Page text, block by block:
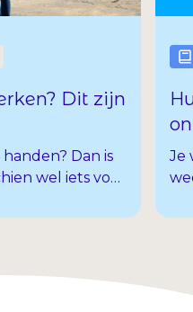
Dit zijn
Dan is
wel iets voor
er zijn
je een
Je